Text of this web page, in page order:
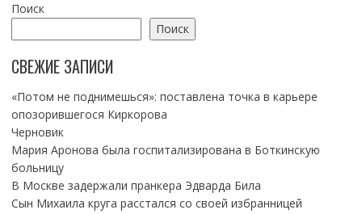
Поиск
Поиск
СВЕЖИЕ ЗАПИСИ
«Потом не поднимешься»: поставлена точка в карьере
опозорившегося Киркорова
Черновик
Мария Аронова была госпитализирована в Боткинскую
больницу
В Москве задержали пранкера Эдварда Била
Сын Михаила круга расстался со своей избранницей